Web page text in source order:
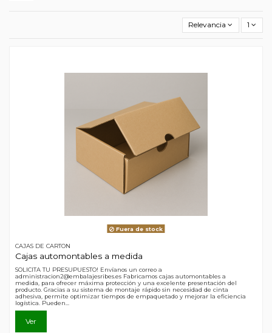
Relevancia 1
Fuera de stock
CAJAS DE CARTON
Cajas automontables a medida
SOLICITA TU PRESUPUESTO! Envíanos un correo a
administracion2@embalajesribes.es Fabricamos cajas automontables a
medida, para ofrecer máxima protección y una excelente presentación del
producto. Gracias a su sistema de montaje rápido sin necesidad de cinta
adhesiva, permite optimizar tiempos de empaquetado y mejorar la eficiencia
logística. Pueden...
Ver